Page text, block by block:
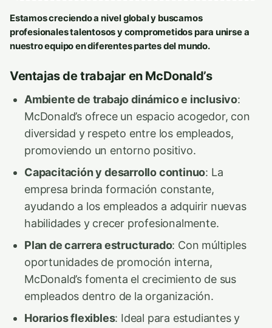
Estamos creciendo a nivel global y buscamos
profesionales talentosos y comprometidos para unirse a
nuestro equipo en diferentes partes del mundo.
Ventajas de trabajar en McDonald’s
Ambiente de trabajo dinámico e inclusivo:
McDonald’s ofrece un espacio acogedor, con
diversidad y respeto entre los empleados,
promoviendo un entorno positivo.
Capacitación y desarrollo continuo: La
empresa brinda formación constante,
ayudando a los empleados a adquirir nuevas
habilidades y crecer profesionalmente.
Plan de carrera estructurado: Con múltiples
oportunidades de promoción interna,
McDonald’s fomenta el crecimiento de sus
empleados dentro de la organización.
Horarios flexibles: Ideal para estudiantes y